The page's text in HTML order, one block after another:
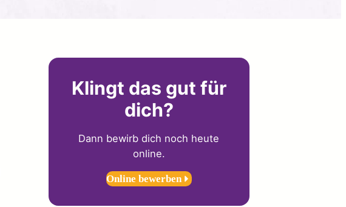
Klingt das gut für
dich?
Dann bewirb dich noch heute
online.
Online bewerben